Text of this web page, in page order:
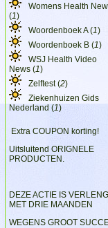
Womens Health
(1)
Woordenboek A (1)
Woordenboek B (1)
WSJ Health Video
News (1)
Zelftest (2)
Ziekenhuizen Gids
Nederland (1)
Extra COUPON korting!
Uitsluitend ORIGNELE
PRODUCTEN.
DEZE ACTIE IS
MET DRIE MAANDEN
WEGENS GROOT